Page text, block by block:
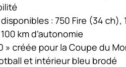
: 750 Fire (34
km d’autonomie
» créée pour la Coupe du
et intérieur bleu brodé